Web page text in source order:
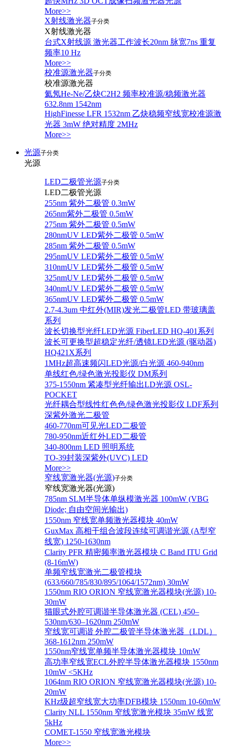
More>>
X射线激光器子分类
X射线激光器
台式X射线源 激光器工作波长20nm 脉宽7ns 重复
频率10 Hz
More>>
校准源激光器子分类
校准源激光器
氦氖He-Ne/乙炔C2H2 频率校准源/稳频激光器
632.8nm 1542nm
HighFinesse LFR 1532nm 乙炔稳频窄线宽校准源激
光器 3mW 绝对精度 2MHz
More>>
光源子分类
光源
LED二极管光源子分类
LED二极管光源
255nm 紫外二极管 0.3mW
265nm紫外二极管 0.5mW
275nm 紫外二极管 0.5mW
280nmUV LED紫外二极管 0.5mW
285nm 紫外二极管 0.5mW
295nmUV LED紫外二极管 0.5mW
310nmUV LED紫外二极管 0.5mW
325nmUV LED紫外二极管 0.5mW
340nmUV LED紫外二极管 0.5mW
365nmUV LED紫外二极管 0.5mW
2.7-4.3um 中红外(MIR)发光二极管LED 带玻璃盖
系列
波长切换型光纤LED光源 FiberLED HQ-401系列
波长可更换型超稳定光纤/透镜LED光源 (驱动器)
HQ421X系列
1MHz超高速频闪LED光源/白光源 460-940nm
单线红色/绿色激光投影仪 DM系列
375-1550nm 紧凑型光纤输出LD光源 OSL-
POCKET
光纤耦合型线性红色色/绿色激光投影仪 LDF系列
深紫外激光二极管
460-770nm可见光LED二极管
780-950nm近红外LED二极管
340-800nm LED 照明系统
TO-39封装深紫外(UVC) LED
More>>
窄线宽激光器(光源)子分类
窄线宽激光器(光源)
785nm SLM半导体单纵模激光器 100mW (VBG
Diode; 自由空间光输出)
1550nm 窄线宽单频激光器模块 40mW
GuxMax 高相干组合波段连续可调谐光源 (A型窄
线宽) 1250-1630nm
Clarity PFR 精密频率激光器模块 C Band ITU Grid
(8-16mW)
单频窄线宽激光二极管模块
(633/660/785/830/895/1064/1572nm) 30mW
1550nm RIO ORION 窄线宽激光器模块(光源) 10-
30mW
猫眼式外腔可调谐半导体激光器 (CEL) 450–
530nm/630–1620nm 250mW
窄线宽可调谐 外腔二极管半导体激光器（LDL）
368-1612nm 250mW
1550nm窄线宽单频半导体激光器模块 10mW
高功率窄线宽ECL外腔半导体激光器模块 1550nm
10mW <5KHz
1064nm RIO ORION 窄线宽激光器模块(光源) 10-
20mW
KHz级超窄线宽大功率DFB模块 1550nm 10-60mW
Clarity NLL 1550nm 窄线宽激光模块 35mW 线宽
5kHz
COMET-1550 窄线宽激光模块
More>>